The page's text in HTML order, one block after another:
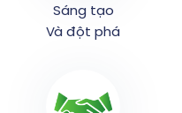
Sáng tạo
Và đột phá